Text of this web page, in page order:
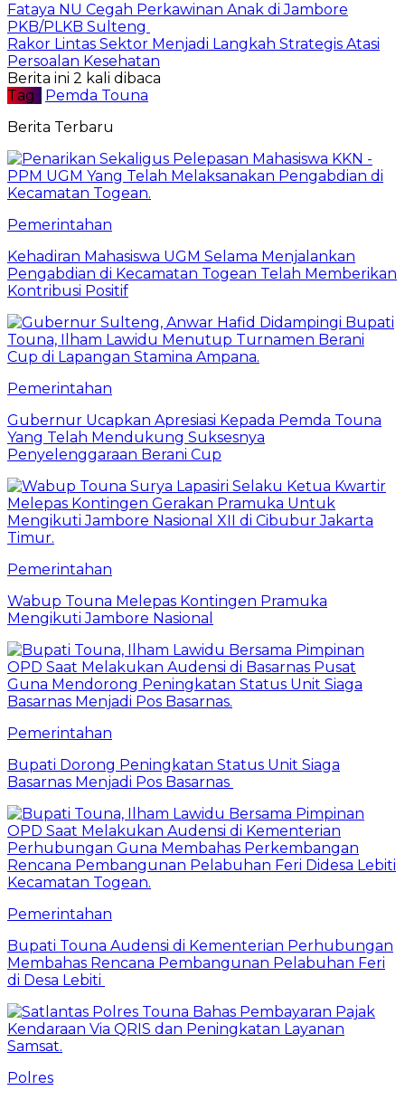
Fataya NU Cegah Perkawinan Anak di Jambore
PKB/PLKB Sulteng
Rakor Lintas Sektor Menjadi Langkah Strategis Atasi
Persoalan Kesehatan
Berita ini 2 kali dibaca
Tag : Pemda Touna
Berita Terbaru
Pemerintahan
Kehadiran Mahasiswa UGM Selama Menjalankan
Pengabdian di Kecamatan Togean Telah Memberikan
Kontribusi Positif
Pemerintahan
Gubernur Ucapkan Apresiasi Kepada Pemda Touna
Yang Telah Mendukung Suksesnya
Penyelenggaraan Berani Cup
Pemerintahan
Wabup Touna Melepas Kontingen Pramuka
Mengikuti Jambore Nasional
Pemerintahan
Bupati Dorong Peningkatan Status Unit Siaga
Basarnas Menjadi Pos Basarnas
Pemerintahan
Bupati Touna Audensi di Kementerian Perhubungan
Membahas Rencana Pembangunan Pelabuhan Feri
di Desa Lebiti
Polres